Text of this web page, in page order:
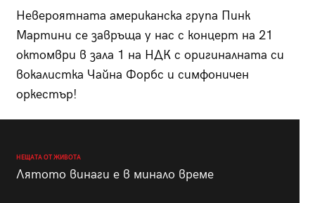
Невероятната американска група Пинк
Мартини се завръща у нас с концерт на 21
октомври в зала 1 на НДК с оригиналната си
вокалистка Чайна Форбс и симфоничен
оркестър!
НЕЩАТА ОТ ЖИВОТА
Лятото винаги е в минало време